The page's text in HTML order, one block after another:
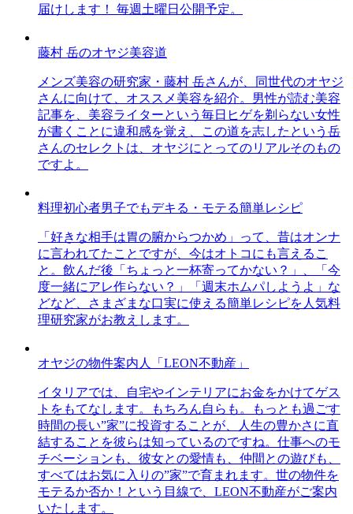
届けします！ 毎週土曜日公開予定。
藤村 岳のオヤジ美容道
メンズ美容の研究家・藤村 岳さんが、同世代のオヤジ
さんに向けて、オススメ美容を紹介。男性が読む美容
記事を、美容ライターという毎日ヒゲを剃らない女性
が書くことに違和感を覚え、この道を志したという岳
さんのセレクトは、オヤジにとってのリアルそのもの
ですよ。
料理初心者男子でもデキる・モテる簡単レシピ
「好きな相手は胃の腑からつかめ」って、昔はオンナ
に言われてたことですが、今はオトコにも言えるこ
と。飲んだ後「ちょっと一杯寄ってかない？」、「今
度一緒にアレ作らない？」「週末ホムパしようよ」な
どなど、さまざまな口実に使える簡単レシピを人気料
理研究家がお教えします。
オヤジの物件案内人「LEON不動産」
イタリアでは、自宅やインテリアにお金をかけてゲス
トをもてなします。もちろん自らも。もっとも過ごす
時間の長い”家”に投資することが、人生の豊かさに直
結することを彼らは知っているのですね。仕事へのモ
チベーションも、彼女との愛情も、仲間との遊びも、
すべてはお気に入りの”家”で育まれます。世の物件を
モテるか否か！という目線で、LEON不動産がご案内
いたします。